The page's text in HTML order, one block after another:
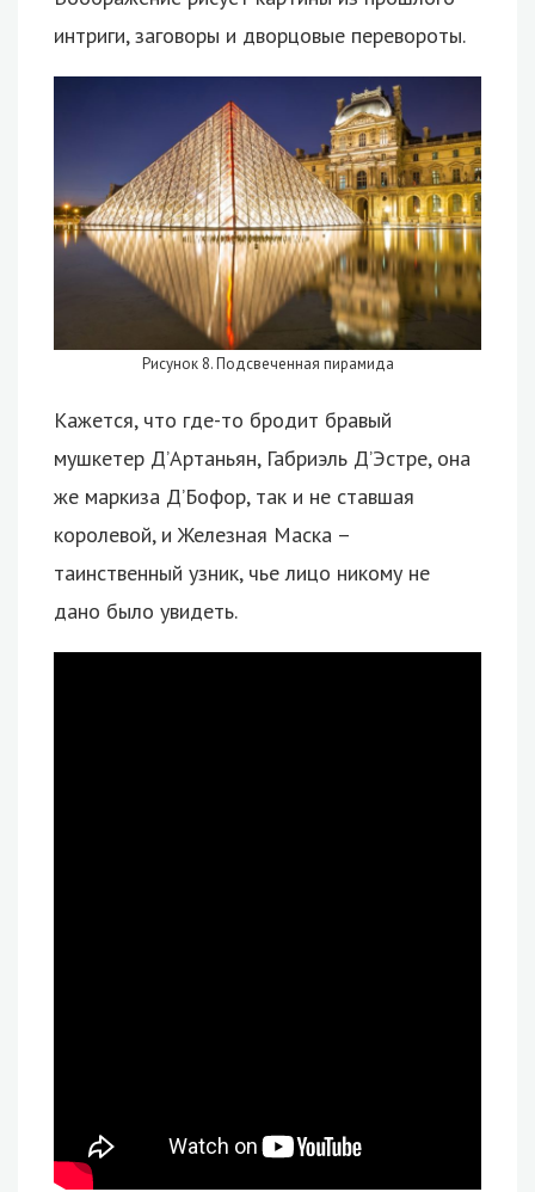
интриги, заговоры и дворцовые перевороты.
Рисунок 8. Подсвеченная пирамида
Кажется, что где-то бродит бравый
мушкетер Д’Артаньян, Габриэль Д’Эстре, она
же маркиза Д’Бофор, так и не ставшая
королевой, и Железная Маска –
таинственный узник, чье лицо никому не
дано было увидеть.